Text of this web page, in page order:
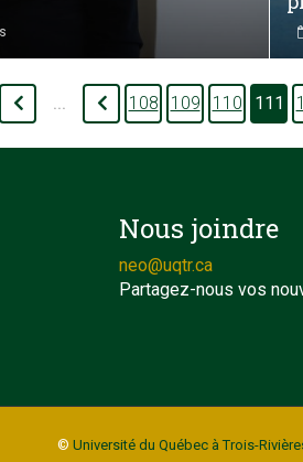
108 109 110 111
Nous joindre
neo@uqtr.ca
Partagez-nous vos
© Université du Québec à Trois-